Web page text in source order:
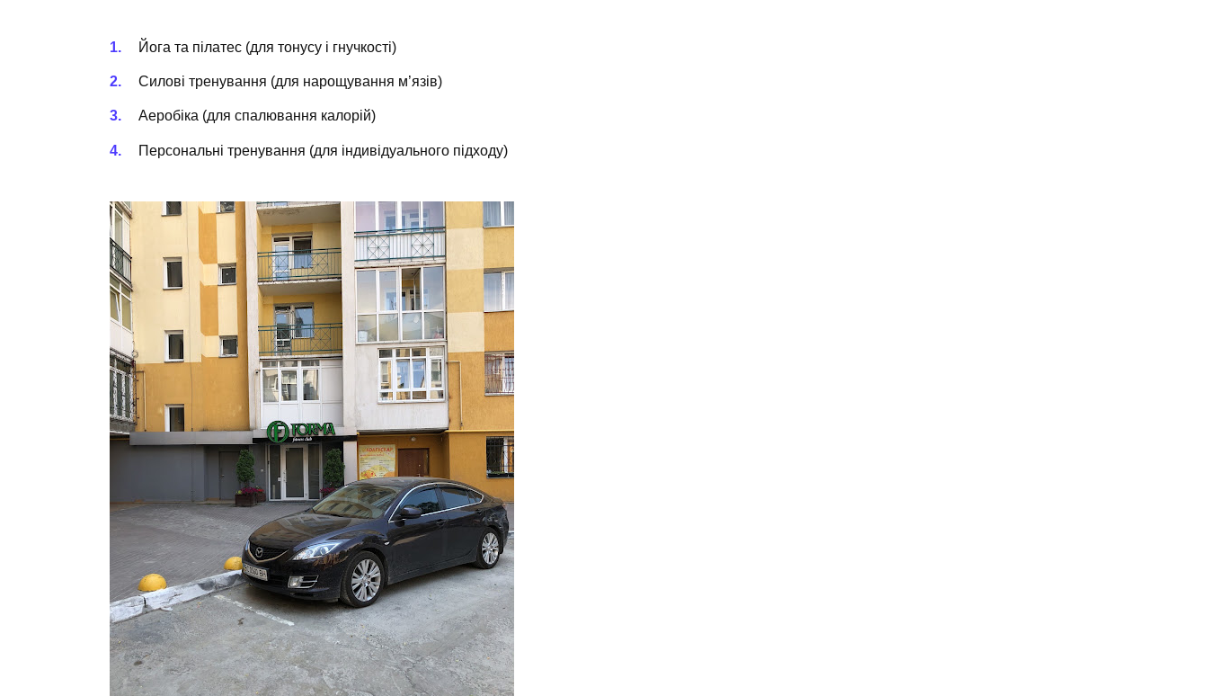
Йога та пілатес (для тонусу і гнучкості)
Силові тренування (для нарощування м’язів)
Аеробіка (для спалювання калорій)
Персональні тренування (для індивідуального підходу)